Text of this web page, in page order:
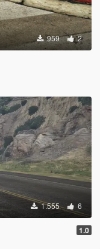
959 2
1.555 6
1.0